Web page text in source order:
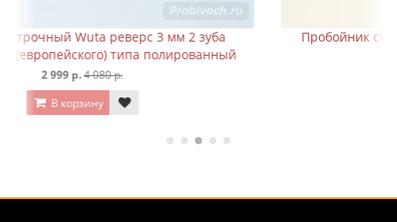
Пробойник строчный Wuta 3 мм 2 зуба косой тип
полированный